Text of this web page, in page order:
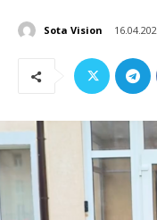
Sota Vision